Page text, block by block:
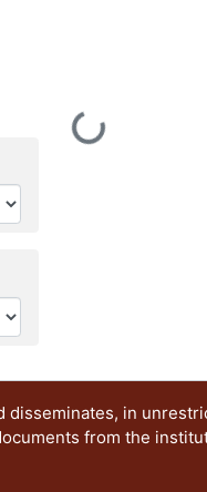
Loading...
in
from the